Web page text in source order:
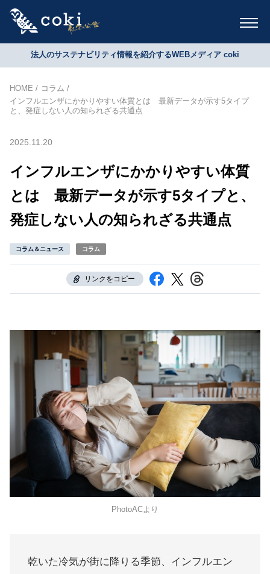
法人のサステナビリティ情報を紹介するWEBメディア coki
HOME
コラム
インフルエンザにかかりやすい体質とは 最新データが示す5タイプ
と、発症しない人の知られざる共通点
2025.11.20
インフルエンザにかかりやすい体質
とは 最新データが示す5タイプと、
発症しない人の知られざる共通点
コラム＆ニュース コラム
リンクをコピー
PhotoACより
乾いた冷気が街に降りる季節、インフルエン